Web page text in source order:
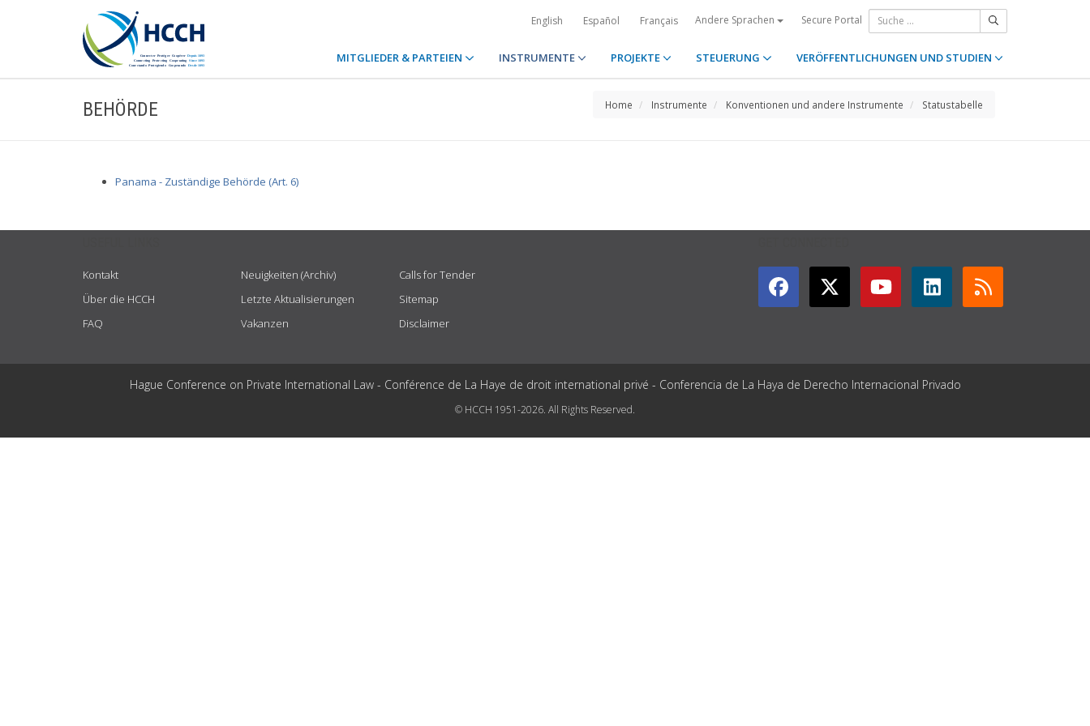
English Español Français Andere Sprachen Secure Portal
MITGLIEDER & PARTEIEN INSTRUMENTE PROJEKTE STEUERUNG VERÖFFENTLICHUNGEN UND STUDIEN
BEHÖRDE Home Instrumente Konventionen und andere Instrumente Statustabelle
Panama - Zuständige Behörde (Art. 6)
Kontakt
Über die HCCH
FAQ
Neuigkeiten (Archiv)
Letzte Aktualisierungen
Vakanzen
Calls for Tender
Sitemap
Disclaimer
Hague Conference on Private International Law - Conférence de La Haye de droit international privé - Conferencia de La Haya de Derecho Internacional Privado
© HCCH 1951-2026. All Rights Reserved.